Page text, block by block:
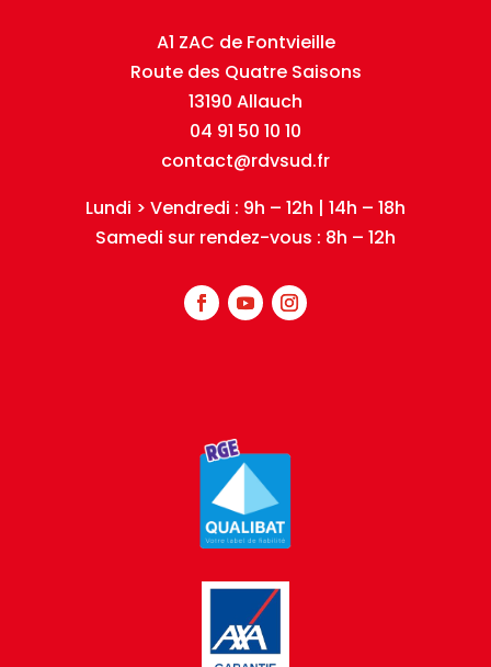
A1 ZAC de Fontvieille
Route des Quatre Saisons
13190 Allauch
04 91 50 10 10
contact@rdvsud.fr
Lundi > Vendredi : 9h – 12h | 14h – 18h
Samedi sur rendez-vous : 8h – 12h